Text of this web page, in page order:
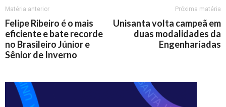
Matéria anterior
Felipe Ribeiro é o mais
eficiente e bate recorde
no Brasileiro Júnior e
Sênior de Inverno
Próxima matéria
Unisanta volta campeã em
duas modalidades da
Engenharíadas